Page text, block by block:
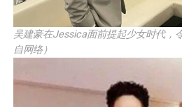
吴建豪在Jessica面前提起少女时代，
自网络）